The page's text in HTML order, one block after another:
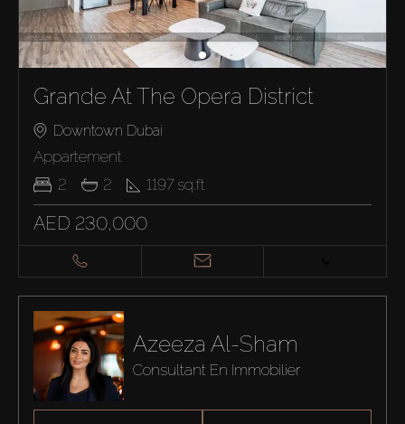
Grande At The Opera District
Downtown Dubai
Appartement
2
2 1197 sq.ft
AED 230,000
Azeeza Al-Sham
Consultant En Immobilier